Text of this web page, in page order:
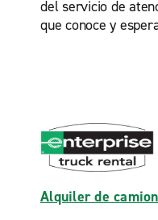
del servicio de
que conoce y
Alquiler de